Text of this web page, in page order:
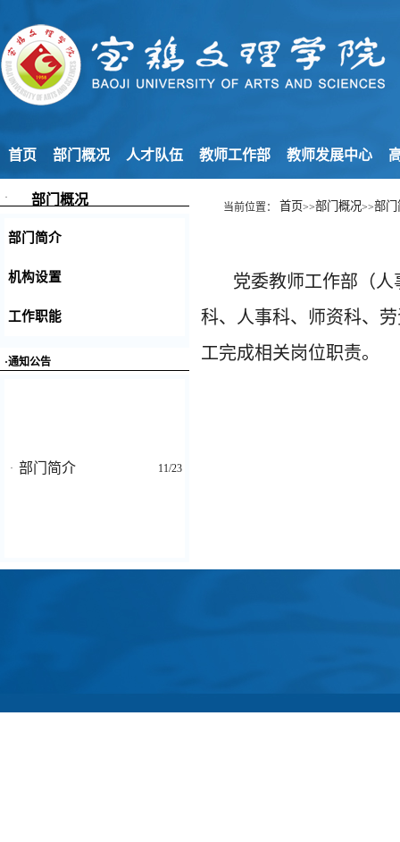
首页 部门概况 人才队伍 教师工作部 教师发展中心
· 部门概况
部门简介
机构设置
工作职能
·通知公告
· 部门简介 11/23
当前位置： 首页>>部门概况>>部门
党委教师工作部（
科、人事科、师资科、
工完成相关岗位职责。